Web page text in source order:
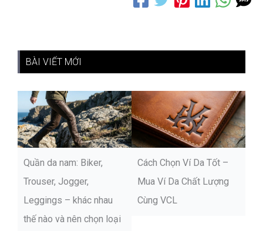
BÀI VIẾT MỚI
Quần da nam: Biker,
Trouser, Jogger,
Leggings – khác nhau
thế nào và nên chọn loại
Cách Chọn Ví Da Tốt –
Mua Ví Da Chất Lượng
Cùng VCL